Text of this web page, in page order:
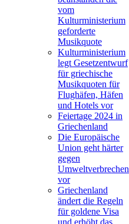
vom
Kulturministerium
geforderte
Musikquote
Kulturministerium
legt Gesetzentwurf
für griechische
Musikquoten für
Flughäfen, Häfen
und Hotels vor
Feiertage 2024 in
Griechenland
Die Europäische
Union geht härter
gegen
Umweltverbrechen
vor
Griechenland
ändert die Regeln
für goldene Visa
und erhöht das